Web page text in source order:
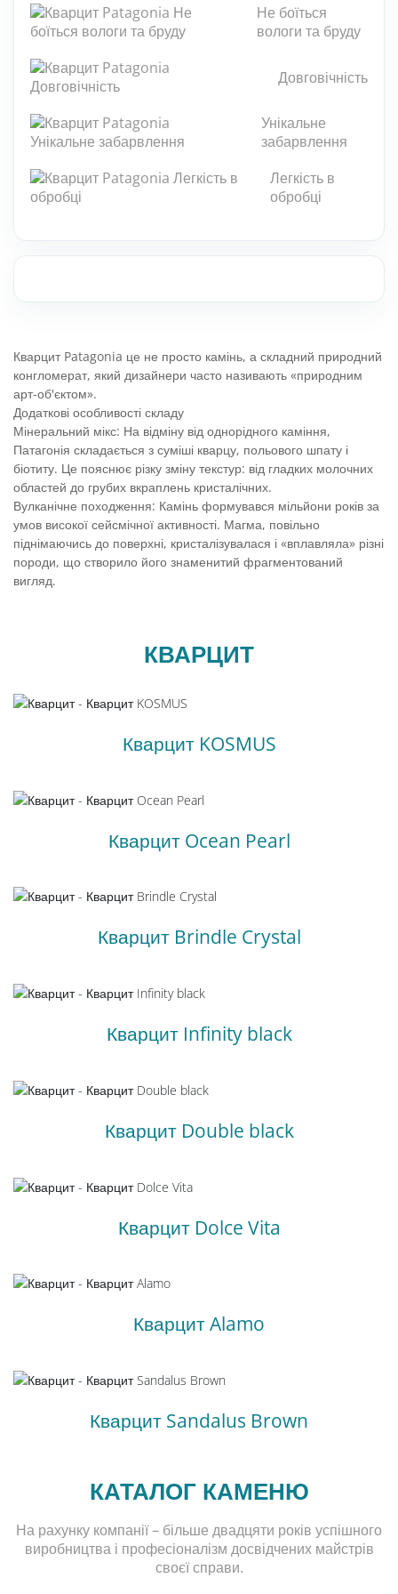
Кам'яна плитка
Плити з каменю
Підлоги і стіни з каменю
Стільниці з каменю
Фасад з каменю
РУС
Не боїться
вологи та бруду
Довговічність
Унікальне
забарвлення
Легкість в
обробці
Кварцит Patagonia це не просто камінь, а складний природний
конгломерат, який дизайнери часто називають «природним
арт-об'єктом».
Додаткові особливості складу
Мінеральний мікс: На відміну від однорідного каміння,
Патагонія складається з суміші кварцу, польового шпату і
біотиту. Це пояснює різку зміну текстур: від гладких молочних
областей до грубих вкраплень кристалічних.
Вулканічне походження: Камінь формувався мільйони років за
умов високої сейсмічної активності. Магма, повільно
піднімаючись до поверхні, кристалізувалася і «вплавляла» різні
породи, що створило його знаменитий фрагментований
вигляд.
КВАРЦИТ
Кварцит KOSMUS
Кварцит Ocean Pearl
Кварцит Brindle Crystal
Кварцит Infinity black
Кварцит Double black
Кварцит Dolce Vita
Кварцит Alamo
Кварцит Sandalus Brown
КАТАЛОГ КАМЕНЮ
На рахунку компанії – більше двадцяти років успішного
виробництва і професіоналізм досвідчених майстрів
своєї справи.